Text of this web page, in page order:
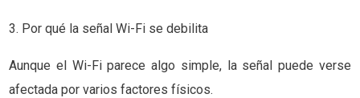
3. Por qué la señal Wi-Fi se debilita
Aunque el Wi-Fi parece algo simple, la señal puede verse
afectada por varios factores físicos.